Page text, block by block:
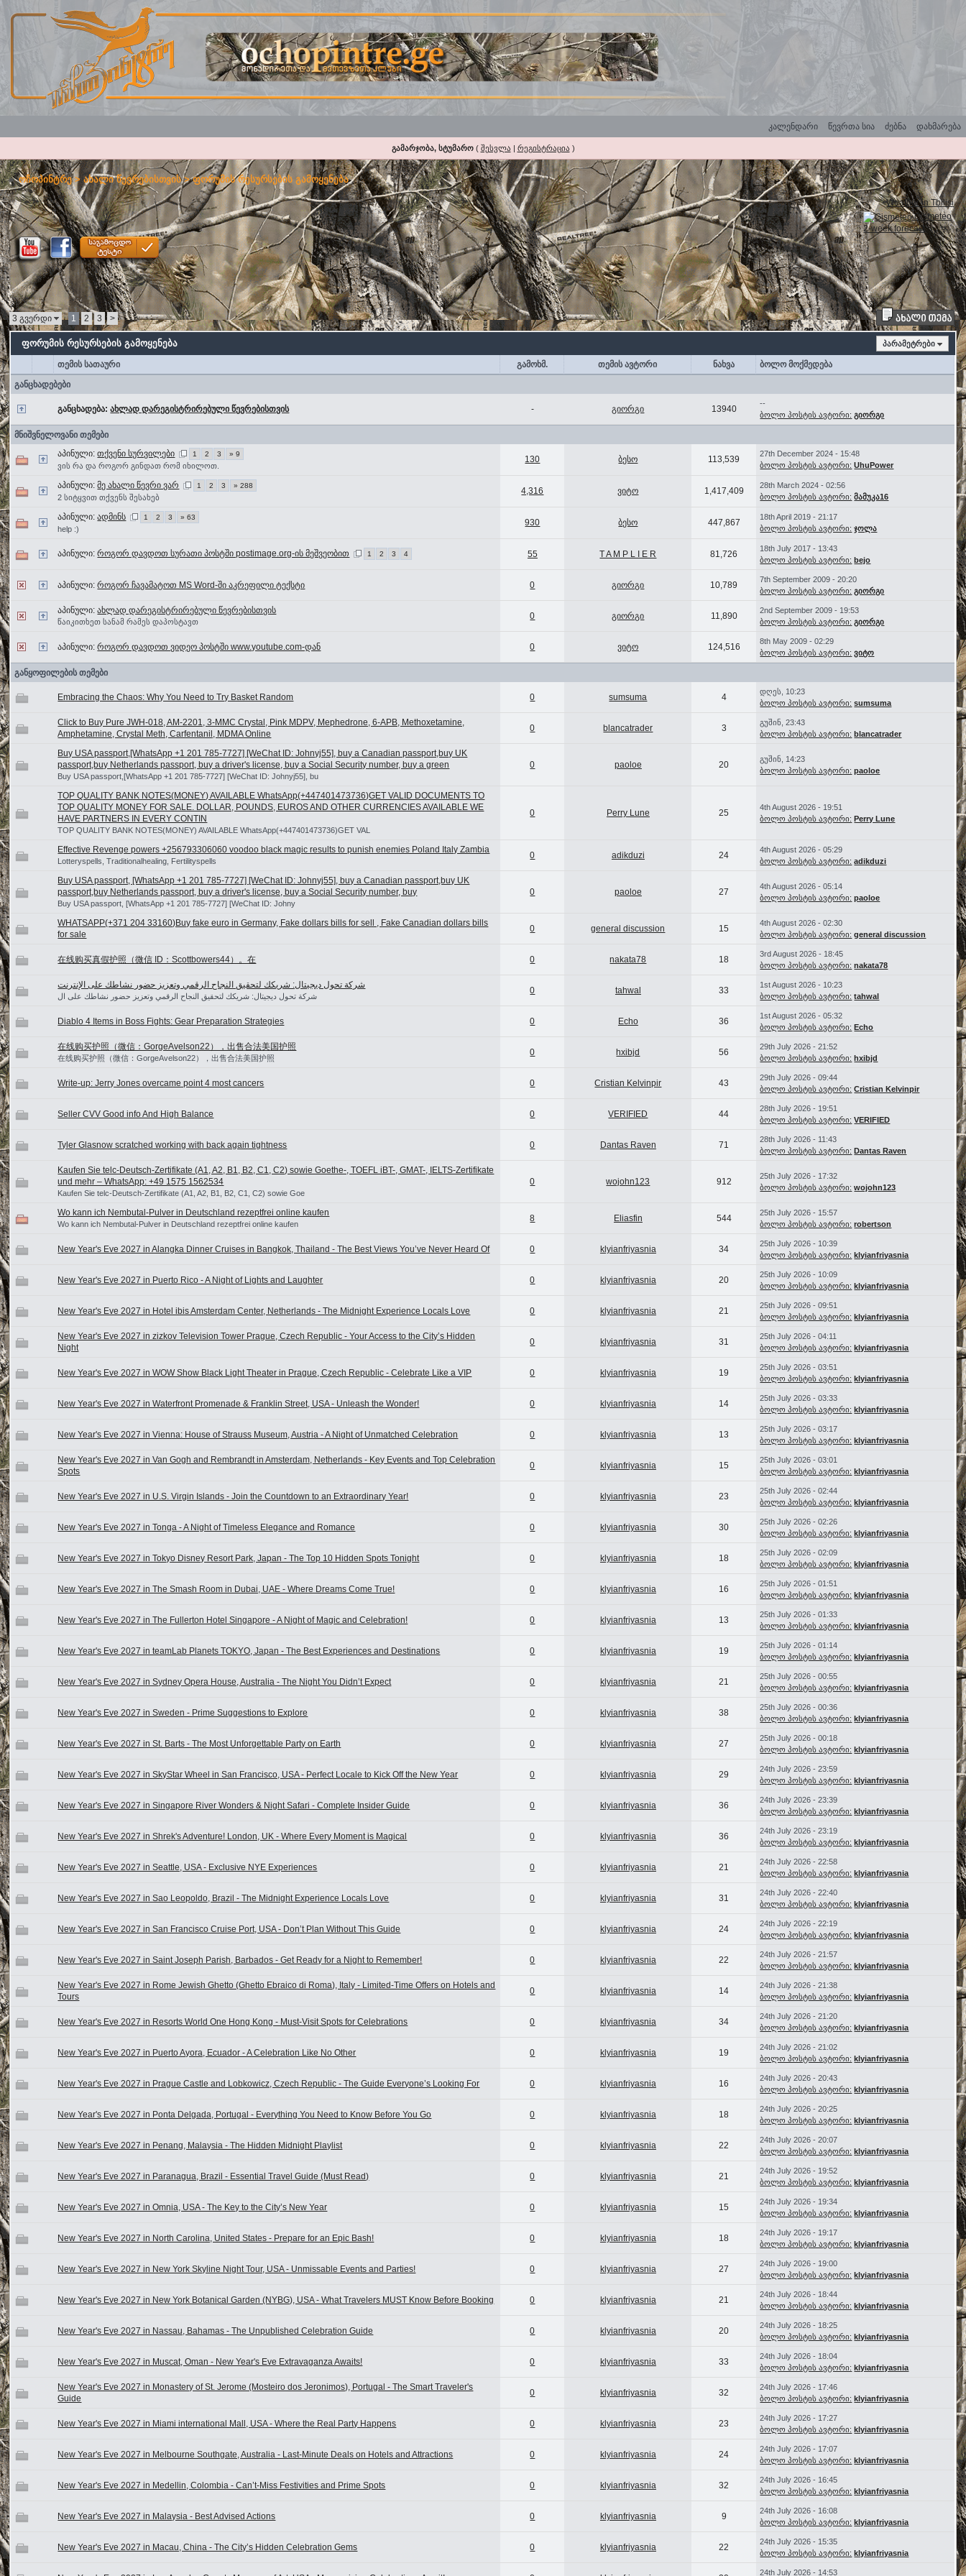
დახმარება
ძებნა
წევრთა სია
კალენდარი
გამარჯობა, სტუმარო( შესვლა | რეგისტრაცია )
ოჩოპინტრე>ახალი წევრებისთვის>ფორუმის რესურსების გამოყენება
Weather in Tbilisi
Gismeteo
2-week forecast
3 გვერდი 1 2 3 >
ფორუმის რესურსების გამოყენება პარამეტრები
თემის სათაური გამოხმ. თემის ავტორი ნახვა
ბოლო მოქმედება
განცხადებები
განცხადება:ახლად დარეგისტრირებული წევრებისთვის - გიორგი 13940
--
ბოლო პოსტის ავტორი: გიორგი
მნიშვნელოვანი თემები
აპინული:თქვენი სურვილები 1 2 3 » 9
ვის რა და როგორ გინდათ რომ იხილოთ.
130 ბესო 113,539
27th December 2024 - 15:48
ბოლო პოსტის ავტორი: UhuPower
აპინული:მე ახალი წევრი ვარ 1 2 3 » 288
2 სიტყვით თქვენს შესახებ
4,316 ვიტო 1,417,409
28th March 2024 - 02:56
ბოლო პოსტის ავტორი: მამუკა16
აპინული:ადმინს 1 2 3 » 63
help :)
930 ბესო 447,867
18th April 2019 - 21:17
ბოლო პოსტის ავტორი: ჯოლა
აპინული:როგორ დავდოთ სურათი პოსტში postimage.org-ის მეშვეობით 1 2 3 4 55 T A M P L I E R 81,726
18th July 2017 - 13:43
ბოლო პოსტის ავტორი: bejo
აპინული:როგორ ჩავამატოთ MS Word-ში აკრეფილი ტექსტი 0 გიორგი 10,789
7th September 2009 - 20:20
ბოლო პოსტის ავტორი: გიორგი
აპინული:ახლად დარეგისტრირებული წევრებისთვის
წაიკითხეთ სანამ რამეს დაპოსტავთ
0 გიორგი 11,890
2nd September 2009 - 19:53
ბოლო პოსტის ავტორი: გიორგი
აპინული:როგორ დავდოთ ვიდეო პოსტში www.youtube.com-დან 0 ვიტო 124,516
8th May 2009 - 02:29
ბოლო პოსტის ავტორი: ვიტო
განყოფილების თემები
Embracing the Chaos: Why You Need to Try Basket Random 0 sumsuma 4
დღეს, 10:23
ბოლო პოსტის ავტორი: sumsuma
Click to Buy Pure JWH-018, AM-2201, 3-MMC Crystal, Pink MDPV, Mephedrone, 6-APB, Methoxetamine,
Amphetamine, Crystal Meth, Carfentanil, MDMA Online
0 blancatrader 3
გუშინ, 23:43
ბოლო პოსტის ავტორი: blancatrader
Buy USA passport,[WhatsApp +1 201 785-7727] [WeChat ID: Johnyj55], buy a Canadian passport,buy UK
passport,buy Netherlands passport, buy a driver's license, buy a Social Security number, buy a green
Buy USA passport,[WhatsApp +1 201 785-7727] [WeChat ID: Johnyj55], bu
0 paoloe 20
გუშინ, 14:23
ბოლო პოსტის ავტორი: paoloe
TOP QUALITY BANK NOTES(MONEY) AVAILABLE WhatsApp(+447401473736)GET VALID DOCUMENTS TO
TOP QUALITY MONEY FOR SALE. DOLLAR, POUNDS, EUROS AND OTHER CURRENCIES AVAILABLE WE
HAVE PARTNERS IN EVERY CONTIN
TOP QUALITY BANK NOTES(MONEY) AVAILABLE WhatsApp(+447401473736)GET VAL
0 Perry Lune 25
4th August 2026 - 19:51
ბოლო პოსტის ავტორი: Perry Lune
Effective Revenge powers +256793306060 voodoo black magic results to punish enemies Poland Italy Zambia
Lotteryspells, Traditionalhealing, Fertilityspells
0 adikduzi 24
4th August 2026 - 05:29
ბოლო პოსტის ავტორი: adikduzi
Buy USA passport, [WhatsApp +1 201 785-7727] [WeChat ID: Johnyj55], buy a Canadian passport,buy UK
passport,buy Netherlands passport, buy a driver's license, buy a Social Security number, buy
Buy USA passport, [WhatsApp +1 201 785-7727] [WeChat ID: Johny
0 paoloe 27
4th August 2026 - 05:14
ბოლო პოსტის ავტორი: paoloe
WHATSAPP(+371 204 33160)Buy fake euro in Germany, Fake dollars bills for sell , Fake Canadian dollars bills
for sale
0 general discussion 15
4th August 2026 - 02:30
ბოლო პოსტის ავტორი: general discussion
在线购买真假护照（微信 ID：Scottbowers44）。在 0 nakata78 18
3rd August 2026 - 18:45
ბოლო პოსტის ავტორი: nakata78
شركة تحول ديجيتال: شريكك لتحقيق النجاح الرقمي وتعزيز حضور نشاطك على الإنترنت
شركة تحول ديجيتال: شريكك لتحقيق النجاح الرقمي وتعزيز حضور نشاطك على ال
0 tahwal 33
1st August 2026 - 10:23
ბოლო პოსტის ავტორი: tahwal
Diablo 4 Items in Boss Fights: Gear Preparation Strategies 0 Echo 36
1st August 2026 - 05:32
ბოლო პოსტის ავტორი: Echo
在线购买护照（微信：GorgeAvelson22），出售合法美国护照
在线购买护照（微信：GorgeAvelson22），出售合法美国护照
0 hxibjd 56
29th July 2026 - 21:52
ბოლო პოსტის ავტორი: hxibjd
Write-up: Jerry Jones overcame point 4 most cancers 0 Cristian Kelvinpir 43
29th July 2026 - 09:44
ბოლო პოსტის ავტორი: Cristian Kelvinpir
Seller CVV Good info And High Balance 0 VERIFIED 44
28th July 2026 - 19:51
ბოლო პოსტის ავტორი: VERIFIED
Tyler Glasnow scratched working with back again tightness 0 Dantas Raven 71
28th July 2026 - 11:43
ბოლო პოსტის ავტორი: Dantas Raven
Kaufen Sie telc-Deutsch-Zertifikate (A1, A2, B1, B2, C1, C2) sowie Goethe-, TOEFL iBT-, GMAT-, IELTS-Zertifikate
und mehr – WhatsApp: +49 1575 1562534
Kaufen Sie telc-Deutsch-Zertifikate (A1, A2, B1, B2, C1, C2) sowie Goe
0 wojohn123 912
25th July 2026 - 17:32
ბოლო პოსტის ავტორი: wojohn123
Wo kann ich Nembutal-Pulver in Deutschland rezeptfrei online kaufen
Wo kann ich Nembutal-Pulver in Deutschland rezeptfrei online kaufen
8 Eliasfin 544
25th July 2026 - 15:57
ბოლო პოსტის ავტორი: robertson
New Year's Eve 2027 in Alangka Dinner Cruises in Bangkok, Thailand - The Best Views You’ve Never Heard Of 0 klyianfriyasnia 34
25th July 2026 - 10:39
ბოლო პოსტის ავტორი: klyianfriyasnia
New Year's Eve 2027 in Puerto Rico - A Night of Lights and Laughter 0 klyianfriyasnia 20
25th July 2026 - 10:09
ბოლო პოსტის ავტორი: klyianfriyasnia
New Year's Eve 2027 in Hotel ibis Amsterdam Center, Netherlands - The Midnight Experience Locals Love 0 klyianfriyasnia 21
25th July 2026 - 09:51
ბოლო პოსტის ავტორი: klyianfriyasnia
New Year's Eve 2027 in zizkov Television Tower Prague, Czech Republic - Your Access to the City’s Hidden
Night
0 klyianfriyasnia 31
25th July 2026 - 04:11
ბოლო პოსტის ავტორი: klyianfriyasnia
New Year's Eve 2027 in WOW Show Black Light Theater in Prague, Czech Republic - Celebrate Like a VIP 0 klyianfriyasnia 19
25th July 2026 - 03:51
ბოლო პოსტის ავტორი: klyianfriyasnia
New Year's Eve 2027 in Waterfront Promenade & Franklin Street, USA - Unleash the Wonder! 0 klyianfriyasnia 14
25th July 2026 - 03:33
ბოლო პოსტის ავტორი: klyianfriyasnia
New Year's Eve 2027 in Vienna: House of Strauss Museum, Austria - A Night of Unmatched Celebration 0 klyianfriyasnia 13
25th July 2026 - 03:17
ბოლო პოსტის ავტორი: klyianfriyasnia
New Year's Eve 2027 in Van Gogh and Rembrandt in Amsterdam, Netherlands - Key Events and Top Celebration
Spots
0 klyianfriyasnia 15
25th July 2026 - 03:01
ბოლო პოსტის ავტორი: klyianfriyasnia
New Year's Eve 2027 in U.S. Virgin Islands - Join the Countdown to an Extraordinary Year! 0 klyianfriyasnia 23
25th July 2026 - 02:44
ბოლო პოსტის ავტორი: klyianfriyasnia
New Year's Eve 2027 in Tonga - A Night of Timeless Elegance and Romance 0 klyianfriyasnia 30
25th July 2026 - 02:26
ბოლო პოსტის ავტორი: klyianfriyasnia
New Year's Eve 2027 in Tokyo Disney Resort Park, Japan - The Top 10 Hidden Spots Tonight 0 klyianfriyasnia 18
25th July 2026 - 02:09
ბოლო პოსტის ავტორი: klyianfriyasnia
New Year's Eve 2027 in The Smash Room in Dubai, UAE - Where Dreams Come True! 0 klyianfriyasnia 16
25th July 2026 - 01:51
ბოლო პოსტის ავტორი: klyianfriyasnia
New Year's Eve 2027 in The Fullerton Hotel Singapore - A Night of Magic and Celebration! 0 klyianfriyasnia 13
25th July 2026 - 01:33
ბოლო პოსტის ავტორი: klyianfriyasnia
New Year's Eve 2027 in teamLab Planets TOKYO, Japan - The Best Experiences and Destinations 0 klyianfriyasnia 19
25th July 2026 - 01:14
ბოლო პოსტის ავტორი: klyianfriyasnia
New Year's Eve 2027 in Sydney Opera House, Australia - The Night You Didn’t Expect 0 klyianfriyasnia 21
25th July 2026 - 00:55
ბოლო პოსტის ავტორი: klyianfriyasnia
New Year's Eve 2027 in Sweden - Prime Suggestions to Explore 0 klyianfriyasnia 38
25th July 2026 - 00:36
ბოლო პოსტის ავტორი: klyianfriyasnia
New Year's Eve 2027 in St. Barts - The Most Unforgettable Party on Earth 0 klyianfriyasnia 27
25th July 2026 - 00:18
ბოლო პოსტის ავტორი: klyianfriyasnia
New Year's Eve 2027 in SkyStar Wheel in San Francisco, USA - Perfect Locale to Kick Off the New Year 0 klyianfriyasnia 29
24th July 2026 - 23:59
ბოლო პოსტის ავტორი: klyianfriyasnia
New Year's Eve 2027 in Singapore River Wonders & Night Safari - Complete Insider Guide 0 klyianfriyasnia 36
24th July 2026 - 23:39
ბოლო პოსტის ავტორი: klyianfriyasnia
New Year's Eve 2027 in Shrek's Adventure! London, UK - Where Every Moment is Magical 0 klyianfriyasnia 36
24th July 2026 - 23:19
ბოლო პოსტის ავტორი: klyianfriyasnia
New Year's Eve 2027 in Seattle, USA - Exclusive NYE Experiences 0 klyianfriyasnia 21
24th July 2026 - 22:58
ბოლო პოსტის ავტორი: klyianfriyasnia
New Year's Eve 2027 in Sao Leopoldo, Brazil - The Midnight Experience Locals Love 0 klyianfriyasnia 31
24th July 2026 - 22:40
ბოლო პოსტის ავტორი: klyianfriyasnia
New Year's Eve 2027 in San Francisco Cruise Port, USA - Don’t Plan Without This Guide 0 klyianfriyasnia 24
24th July 2026 - 22:19
ბოლო პოსტის ავტორი: klyianfriyasnia
New Year's Eve 2027 in Saint Joseph Parish, Barbados - Get Ready for a Night to Remember! 0 klyianfriyasnia 22
24th July 2026 - 21:57
ბოლო პოსტის ავტორი: klyianfriyasnia
New Year's Eve 2027 in Rome Jewish Ghetto (Ghetto Ebraico di Roma), Italy - Limited-Time Offers on Hotels and
Tours
0 klyianfriyasnia 14
24th July 2026 - 21:38
ბოლო პოსტის ავტორი: klyianfriyasnia
New Year's Eve 2027 in Resorts World One Hong Kong - Must-Visit Spots for Celebrations 0 klyianfriyasnia 34
24th July 2026 - 21:20
ბოლო პოსტის ავტორი: klyianfriyasnia
New Year's Eve 2027 in Puerto Ayora, Ecuador - A Celebration Like No Other 0 klyianfriyasnia 19
24th July 2026 - 21:02
ბოლო პოსტის ავტორი: klyianfriyasnia
New Year's Eve 2027 in Prague Castle and Lobkowicz, Czech Republic - The Guide Everyone’s Looking For 0 klyianfriyasnia 16
24th July 2026 - 20:43
ბოლო პოსტის ავტორი: klyianfriyasnia
New Year's Eve 2027 in Ponta Delgada, Portugal - Everything You Need to Know Before You Go 0 klyianfriyasnia 18
24th July 2026 - 20:25
ბოლო პოსტის ავტორი: klyianfriyasnia
New Year's Eve 2027 in Penang, Malaysia - The Hidden Midnight Playlist 0 klyianfriyasnia 22
24th July 2026 - 20:07
ბოლო პოსტის ავტორი: klyianfriyasnia
New Year's Eve 2027 in Paranagua, Brazil - Essential Travel Guide (Must Read) 0 klyianfriyasnia 21
24th July 2026 - 19:52
ბოლო პოსტის ავტორი: klyianfriyasnia
New Year's Eve 2027 in Omnia, USA - The Key to the City’s New Year 0 klyianfriyasnia 15
24th July 2026 - 19:34
ბოლო პოსტის ავტორი: klyianfriyasnia
New Year's Eve 2027 in North Carolina, United States - Prepare for an Epic Bash! 0 klyianfriyasnia 18
24th July 2026 - 19:17
ბოლო პოსტის ავტორი: klyianfriyasnia
New Year's Eve 2027 in New York Skyline Night Tour, USA - Unmissable Events and Parties! 0 klyianfriyasnia 27
24th July 2026 - 19:00
ბოლო პოსტის ავტორი: klyianfriyasnia
New Year's Eve 2027 in New York Botanical Garden (NYBG), USA - What Travelers MUST Know Before Booking 0 klyianfriyasnia 21
24th July 2026 - 18:44
ბოლო პოსტის ავტორი: klyianfriyasnia
New Year's Eve 2027 in Nassau, Bahamas - The Unpublished Celebration Guide 0 klyianfriyasnia 20
24th July 2026 - 18:25
ბოლო პოსტის ავტორი: klyianfriyasnia
New Year's Eve 2027 in Muscat, Oman - New Year's Eve Extravaganza Awaits! 0 klyianfriyasnia 33
24th July 2026 - 18:04
ბოლო პოსტის ავტორი: klyianfriyasnia
New Year's Eve 2027 in Monastery of St. Jerome (Mosteiro dos Jeronimos), Portugal - The Smart Traveler's
Guide
0 klyianfriyasnia 32
24th July 2026 - 17:46
ბოლო პოსტის ავტორი: klyianfriyasnia
New Year's Eve 2027 in Miami international Mall, USA - Where the Real Party Happens 0 klyianfriyasnia 23
24th July 2026 - 17:27
ბოლო პოსტის ავტორი: klyianfriyasnia
New Year's Eve 2027 in Melbourne Southgate, Australia - Last-Minute Deals on Hotels and Attractions 0 klyianfriyasnia 24
24th July 2026 - 17:07
ბოლო პოსტის ავტორი: klyianfriyasnia
New Year's Eve 2027 in Medellin, Colombia - Can’t-Miss Festivities and Prime Spots 0 klyianfriyasnia 32
24th July 2026 - 16:45
ბოლო პოსტის ავტორი: klyianfriyasnia
New Year's Eve 2027 in Malaysia - Best Advised Actions 0 klyianfriyasnia 9
24th July 2026 - 16:08
ბოლო პოსტის ავტორი: klyianfriyasnia
New Year's Eve 2027 in Macau, China - The City’s Hidden Celebration Gems 0 klyianfriyasnia 22
24th July 2026 - 15:35
ბოლო პოსტის ავტორი: klyianfriyasnia
24th July 2026 - 14:53